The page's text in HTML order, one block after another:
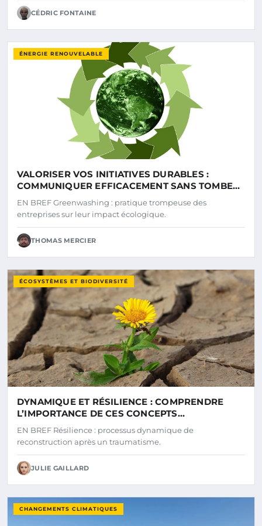
CÉDRIC FONTAINE
ÉNERGIE RENOUVELABLE
VALORISER VOS INITIATIVES DURABLES :
COMMUNIQUER EFFICACEMENT SANS TOMBER
DANS LE GREENWASHING
EN BREF Greenwashing : pratique trompeuse des
entreprises sur leur impact écologique.
THOMAS MERCIER
ÉCOSYSTÈMES ET BIODIVERSITÉ
DYNAMIQUE ET RÉSILIENCE : COMPRENDRE
L’IMPORTANCE DE CES CONCEPTS
INTERCONNECTÉS
EN BREF Résilience : processus dynamique de
reconstruction après un traumatisme.
JULIE GAILLARD
CHANGEMENTS CLIMATIQUES